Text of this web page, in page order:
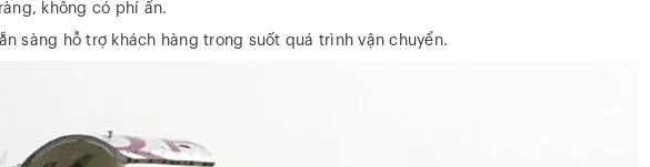
không có phí ẩn.
sàng hỗ trợ khách hàng trong suốt quá trình vận chuyển.